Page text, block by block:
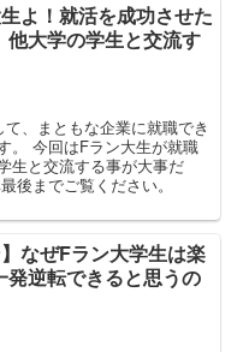
よ！就活を成功させた
他大学の学生と交流す
、まともな企業に就職でき
。 今回はFラン大生が就職
生と交流する事が大事だ
後までご覧ください。
】なぜFラン大学生は楽
発逆転できると思うの